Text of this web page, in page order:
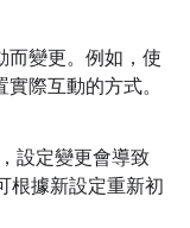
而變更。例如，使
際互動的方式。
設定變更會導致
根據新設定重新初